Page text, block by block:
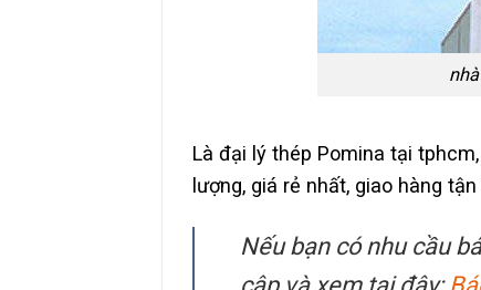
Là đại lý thép Pomina tại
lượng, giá rẻ nhất, giao hàng
Nếu bạn có nhu cầu